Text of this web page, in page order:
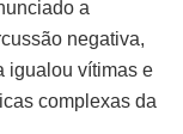
a
negativa,
igualou vítimas e
complexas da